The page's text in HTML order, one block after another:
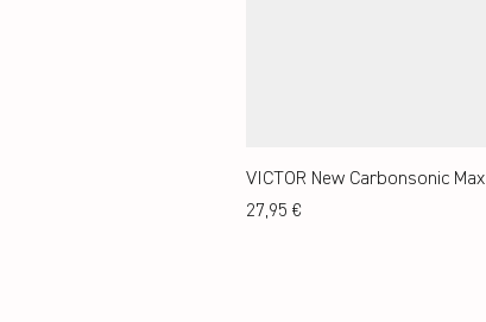
VICTOR New Carbonsonic Max
Preis
27,95 €